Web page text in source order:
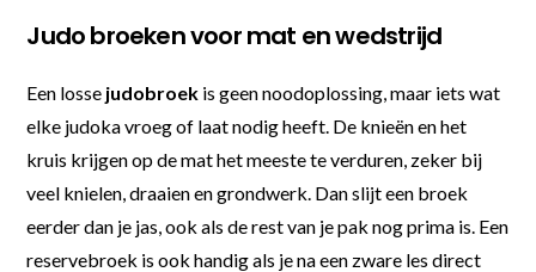
Judo broeken voor mat en wedstrijd
Een losse judobroek is geen noodoplossing, maar iets wat
elke judoka vroeg of laat nodig heeft. De knieën en het
kruis krijgen op de mat het meeste te verduren, zeker bij
veel knielen, draaien en grondwerk. Dan slijt een broek
eerder dan je jas, ook als de rest van je pak nog prima is. Een
reservebroek is ook handig als je na een zware les direct